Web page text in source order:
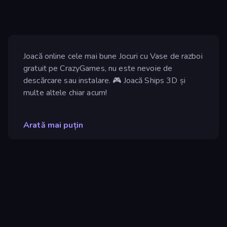
Joacă online cele mai bune Jocuri cu Vase de razboi
gratuit pe CrazyGames, nu este nevoie de
descărcare sau instalare. 🎮 Joacă Ships 3D și
multe altele chiar acum!
Arată mai puțin